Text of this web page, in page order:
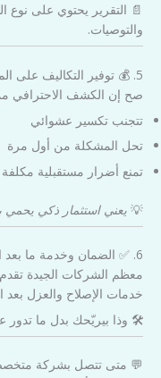
📄 التقرير يحتوي على نوع
والتوصيات.
5. 💰 توفير التكاليف على المدى الطويل
صح إن الكشف الاحترافي
تتجنب تكسير عشوائي
تحل المشكلة من أول مرة
تمنع أضرار مستقبلية مكلفة
💡 يعني استثمار ذكي يحمي
6. ✅ الضمان وخدمة ما بعد الكشف
معظم الشركات الجيدة تقدم
خدمات الإصلاح والعزل
🛠️ وذا بيريّحك بدل ما
💬 متى تتصل بشركة